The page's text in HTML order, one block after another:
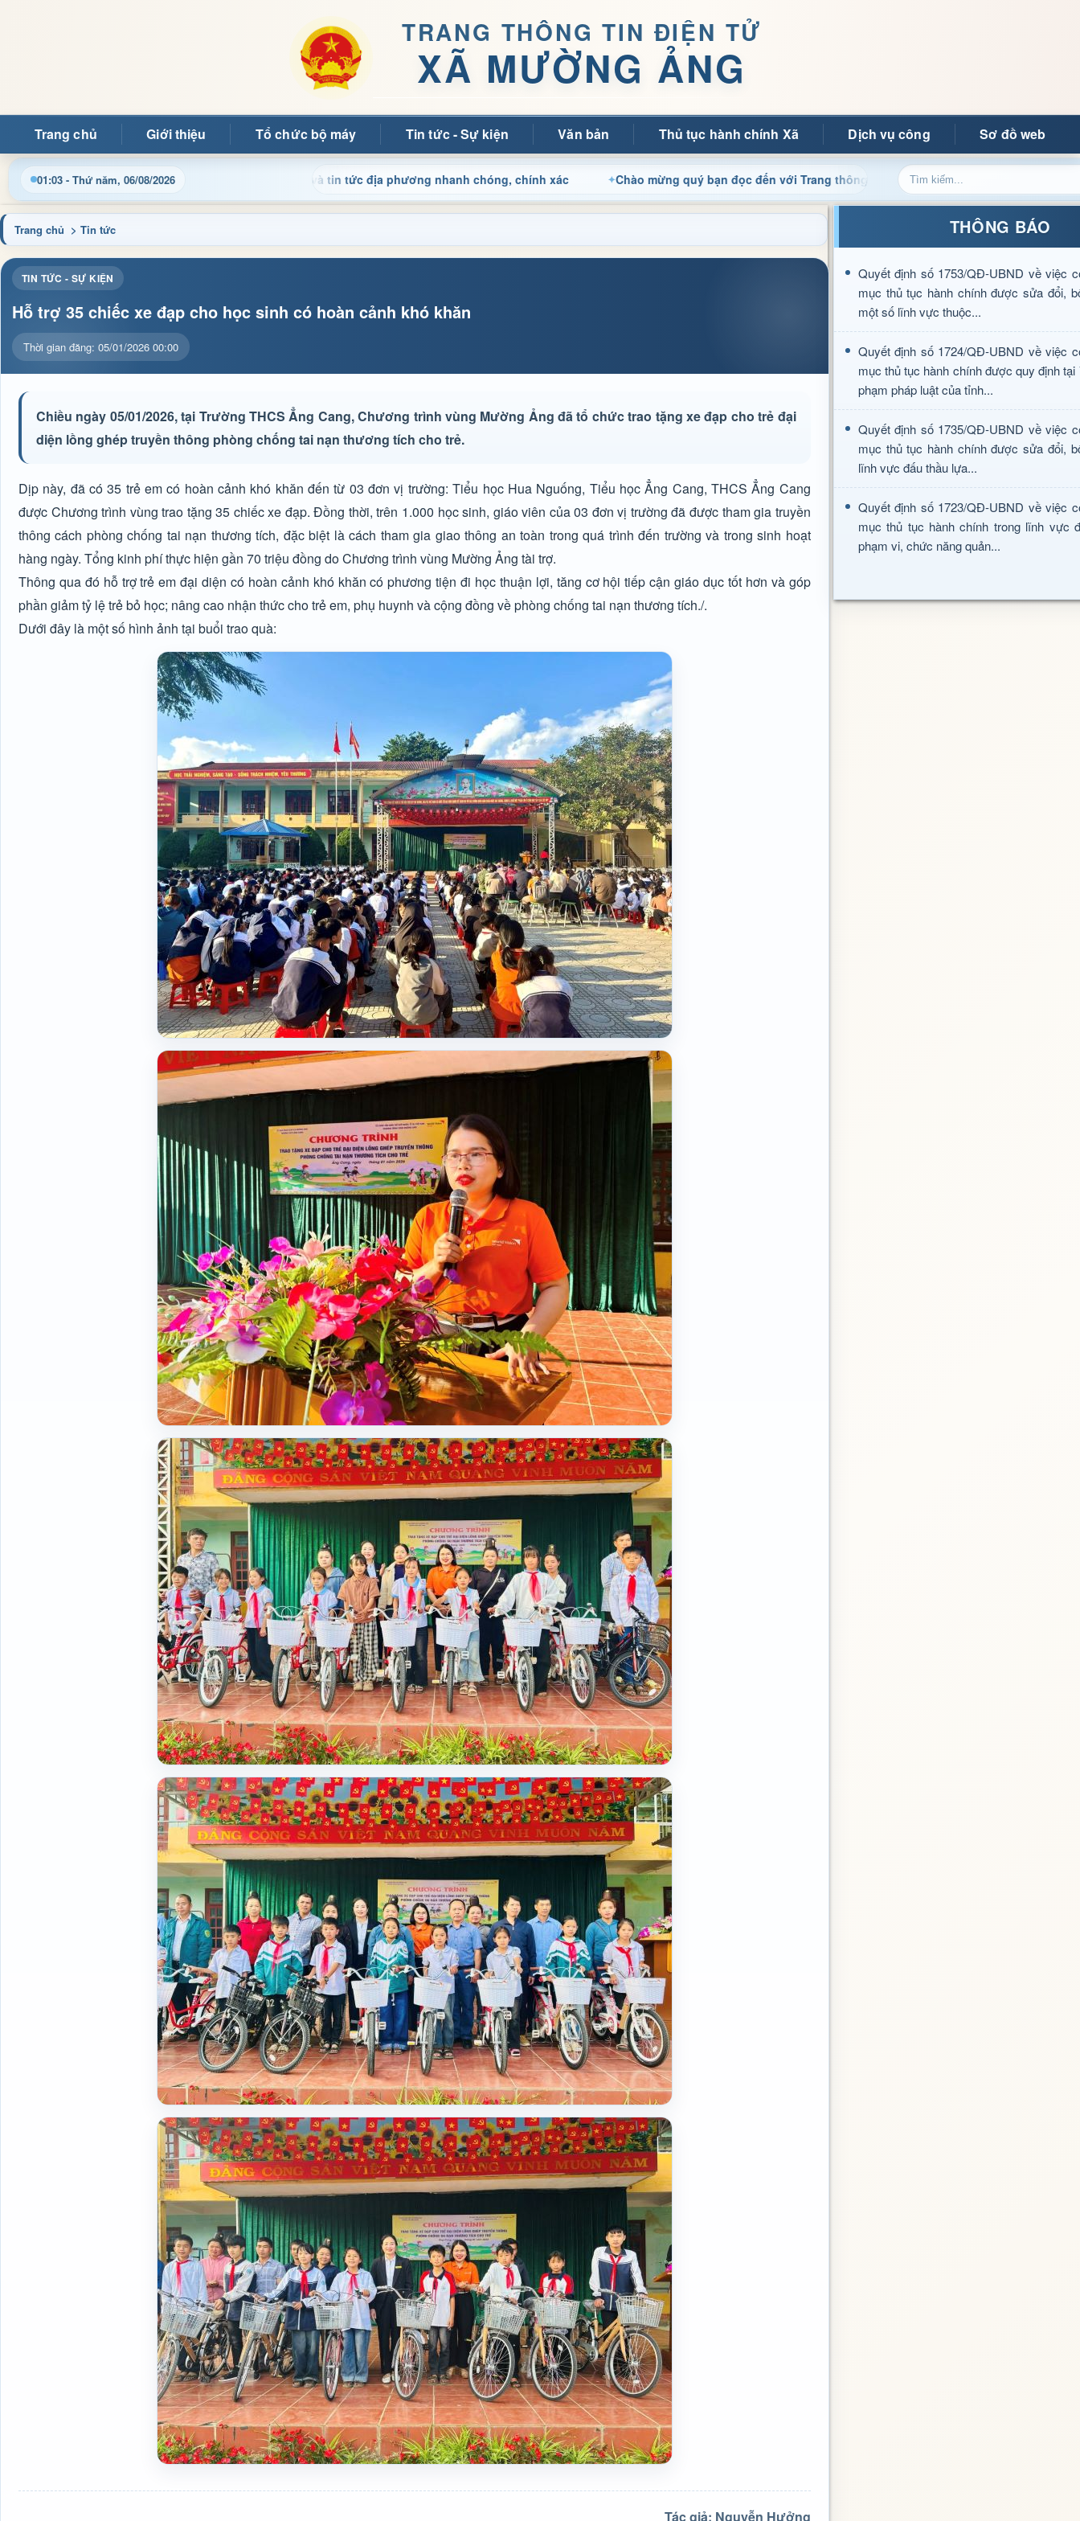
TRANG THÔNG TIN ĐIỆN TỬ
XÃ MƯỜNG ẢNG
Trang chủ Giới thiệu Tổ chức bộ máy Tin tức - Sự kiện Văn bản Thủ tục hành chính Xã Dịch vụ công Sơ đồ web
01:03 - Thứ năm, 06/08/2026
thông tin điều hành, thủ tục hành chính và tin tức địa phương nhanh chóng, chính xác Chào mừng quý bạn đọc đến với Trang thông tin điện tử xã Mường Ảng
Trang chủ > Tin tức
TIN TỨC - SỰ KIỆN
Hỗ trợ 35 chiếc xe đạp cho học sinh có hoàn cảnh khó khăn
Thời gian đăng: 05/01/2026 00:00
Chiều ngày 05/01/2026, tại Trường THCS Ẳng Cang, Chương trình vùng Mường Ảng đã tổ chức trao tặng xe đạp cho trẻ đại
diện lồng ghép truyền thông phòng chống tai nạn thương tích cho trẻ.
Dịp này, đã có 35 trẻ em có hoàn cảnh khó khăn đến từ 03 đơn vị trường: Tiểu học Hua Nguống, Tiểu học Ẳng Cang, THCS Ẳng Cang
được Chương trình vùng trao tặng 35 chiếc xe đạp. Đồng thời, trên 1.000 học sinh, giáo viên của 03 đơn vị trường đã được tham gia truyền
thông cách phòng chống tai nạn thương tích, đặc biệt là cách tham gia giao thông an toàn trong quá trình đến trường và trong sinh hoạt
hàng ngày. Tổng kinh phí thực hiện gần 70 triệu đồng do Chương trình vùng Mường Ảng tài trợ.
Thông qua đó hỗ trợ trẻ em đại diện có hoàn cảnh khó khăn có phương tiện đi học thuận lợi, tăng cơ hội tiếp cận giáo dục tốt hơn và góp
phần giảm tỷ lệ trẻ bỏ học; nâng cao nhận thức cho trẻ em, phụ huynh và cộng đồng về phòng chống tai nạn thương tích./.
Dưới đây là một số hình ảnh tại buổi trao quà:
Tác giả: Nguyễn Hưởng
THÔNG BÁO
Quyết định số 1753/QĐ-UBND về việc
mục thủ tục hành chính được sửa đổi,
một số lĩnh vực thuộc...
Quyết định số 1724/QĐ-UBND về việc
mục thủ tục hành chính được quy định tại
phạm pháp luật của tỉnh...
Quyết định số 1735/QĐ-UBND về việc
mục thủ tục hành chính được sửa đổi,
lĩnh vực đấu thầu lựa...
Quyết định số 1723/QĐ-UBND về việc
mục thủ tục hành chính trong lĩnh vực
phạm vi, chức năng quản...